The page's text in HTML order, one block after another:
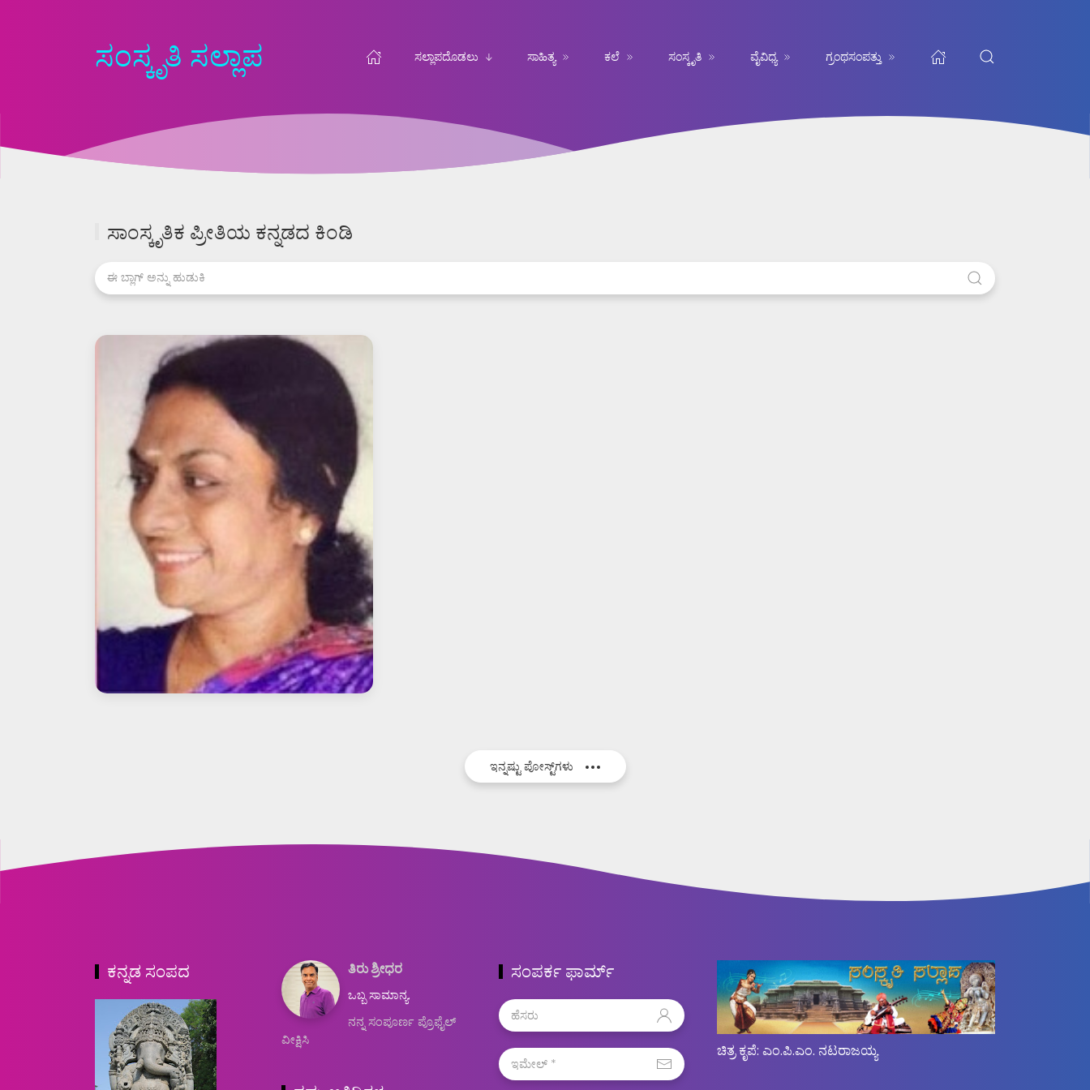
ಸಂಸ್ಕೃತಿ ಸಲ್ಲಾಪ ಸಲ್ಲಾಪದೊಡಲು ಸಾಹಿತ್ಯ ಕಲೆ ಸಂಸ್ಕೃತಿ ವೈವಿಧ್ಯ ಗ್ರಂಥಸಂಪತ್ತು
ಸಾಂಸ್ಕೃತಿಕ ಪ್ರೀತಿಯ ಕನ್ನಡದ ಕಿಂಡಿ
ಇನ್ನಷ್ಟು ಪೋಸ್ಟ್‌ಗಳು
ಕನ್ನಡ ಸಂಪದ ತಿರು ಶ್ರೀಧರ
ಒಬ್ಬ ಸಾಮಾನ್ಯ.
ನನ್ನ ಸಂಪೂರ್ಣ ಪ್ರೊಫೈಲ್
ವೀಕ್ಷಿಸಿ
ಸಂಪರ್ಕ ಫಾರ್ಮ್
ಚಿತ್ರ ಕೃಪೆ: ಎಂ.ಪಿ.ಎಂ. ನಟರಾಜಯ್ಯ